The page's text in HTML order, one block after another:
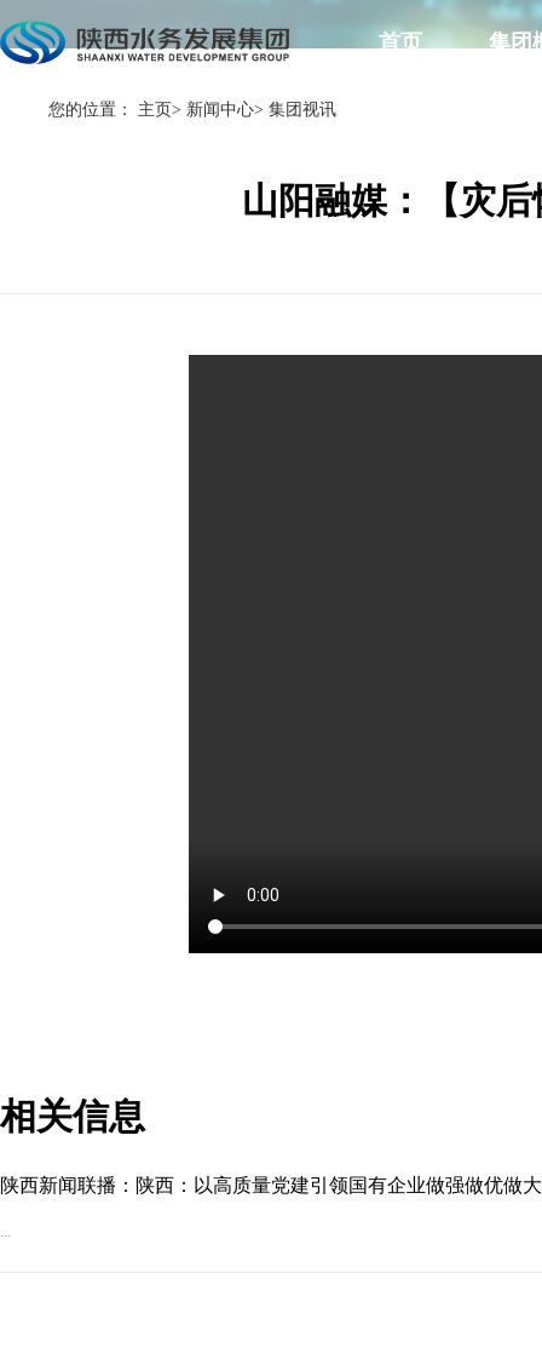
首页 集团
您的位置： 主页> 新闻中心> 集团视讯
山阳融媒：【灾
相关信息
陕西新闻联播：陕西：以高质量党建引领国有企业做强做优做大
...